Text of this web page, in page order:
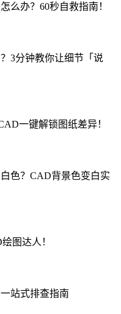
么办？60秒自救指南！
3分钟教你让细节「说
一键解锁图纸差异！
色？CAD背景色变白实
图达人！
站式排查指南